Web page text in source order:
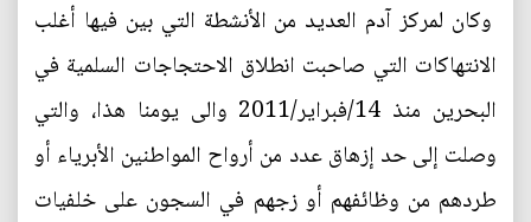
وكان لمركز آدم العديد من الأنشطة التي بين فيها أغلب
الانتهاكات التي صاحبت انطلاق الاحتجاجات السلمية في
البحرين منذ 14/فبراير/2011 والى يومنا هذا، والتي
وصلت إلى حد إزهاق عدد من أرواح المواطنين الأبرياء أو
طردهم من وظائفهم أو زجهم في السجون على خلفيات